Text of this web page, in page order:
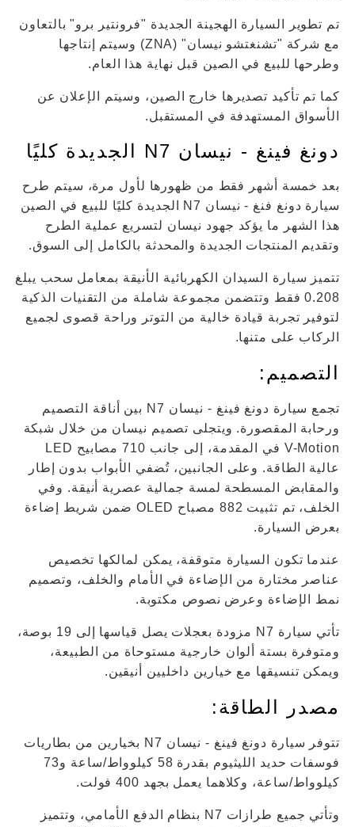
تم تطوير السيارة الهجينة الجديدة "فرونتير برو" بالتعاون
مع شركة "تشنغتشو نيسان" (ZNA) وسيتم إنتاجها
وطرحها للبيع في الصين قبل نهاية هذا العام.
كما تم تأكيد تصديرها خارج الصين، وسيتم الإعلان عن
الأسواق المستهدفة في المستقبل.
دونغ فينغ - نيسان N7 الجديدة كليًا
بعد خمسة أشهر فقط من ظهورها لأول مرة، سيتم طرح
سيارة دونغ فنغ - نيسان N7 الجديدة كليًا للبيع في الصين
هذا الشهر ما يؤكد جهود نيسان لتسريع عملية الطرح
وتقديم المنتجات الجديدة والمحدثة بالكامل إلى السوق.
تتميز سيارة السيدان الكهربائية الأنيقة بمعامل سحب يبلغ
0.208 فقط وتتضمن مجموعة شاملة من التقنيات الذكية
لتوفير تجربة قيادة خالية من التوتر وراحة قصوى لجميع
الركاب على متنها.
التصميم:
تجمع سيارة دونغ فينغ - نيسان N7 بين أناقة التصميم
ورحابة المقصورة. ويتجلى تصميم نيسان من خلال شبكة
V-Motion في المقدمة، إلى جانب 710 مصابيح LED
عالية الطاقة. وعلى الجانبين، تُضفي الأبواب بدون إطار
والمقابض المسطحة لمسة جمالية عصرية أنيقة. وفي
الخلف، تم تثبيت 882 مصباح OLED ضمن شريط إضاءة
بعرض السيارة.
عندما تكون السيارة متوقفة، يمكن لمالكها تخصيص
عناصر مختارة من الإضاءة في الأمام والخلف، وتصميم
نمط الإضاءة وعرض نصوص مكتوبة.
تأتي سيارة N7 مزودة بعجلات يصل قياسها إلى 19 بوصة،
ومتوفرة بستة ألوان خارجية مستوحاة من الطبيعة،
ويمكن تنسيقها مع خيارين داخليين أنيقين.
مصدر الطاقة:
تتوفر سيارة دونغ فينغ - نيسان N7 بخيارين من بطاريات
فوسفات حديد الليثيوم بقدرة 58 كيلوواط/ساعة و73
كيلوواط/ساعة، وكلاهما يعمل بجهد 400 فولت.
وتأتي جميع طرازات N7 بنظام الدفع الأمامي، وتتميز